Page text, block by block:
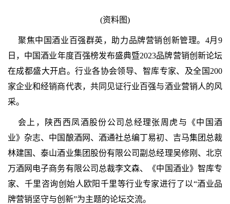
(资料图)
聚焦中国酒业百强群英，助力品牌营销创新管理。4月9
日，中国酒业年度百强榜发布盛典暨2023品牌营销创新论坛
在成都盛大开启。行业各协会领导、智库专家、及全国200
家企业和经销商代表，共同见证行业百强与酒业营销人的风
采。
会上，陕西西凤酒股份公司总经理张周虎与《中国酒
业》杂志、中国酿酒网、酒通社总编丁易初、吉马集团总裁
林建国、泰山酒业集团股份有限公司副总经理吴修刚、北京
万酒网电子商务有限公司总裁李文森、《中国酒业》智库专
家、千里咨询创始人欧阳千里等行业专家进行了以“酒业品
牌营销坚守与创新”为主题的论坛交流。